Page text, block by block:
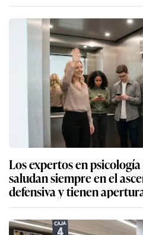
Los expertos en
saludan siempre en el
defensiva y tienen